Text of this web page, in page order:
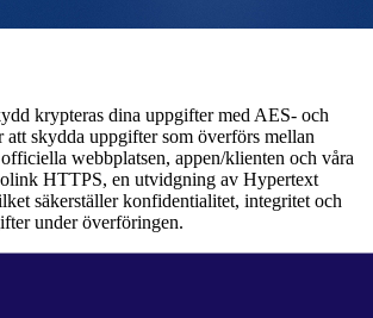
krypteras dina uppgifter med AES- och
skydda uppgifter som överförs mellan
webbplatsen, appen/klienten och våra
HTTPS, en utvidgning av Hypertext
säkerställer konfidentialitet, integritet och
under överföringen.